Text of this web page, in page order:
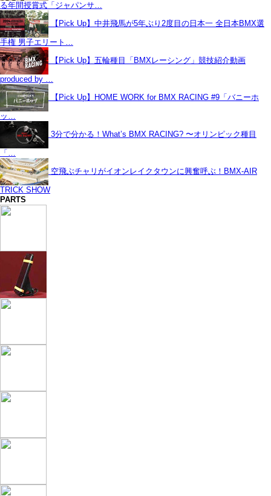
る年間授賞式「ジャパンサ…
【Pick Up】中井飛馬が5年ぶり2度目の日本一 全日本BMX選
手権 男子エリート…
【Pick Up】五輪種目「BMXレーシング」競技紹介動画
produced by …
【Pick Up】HOME WORK for BMX RACING #9「バニーホ
ッ…
3分で分かる！What’s BMX RACING? 〜オリンピック種目
「…
空飛ぶチャリがイオンレイクタウンに興奮呼ぶ！BMX-AIR
TRICK SHOW
PARTS